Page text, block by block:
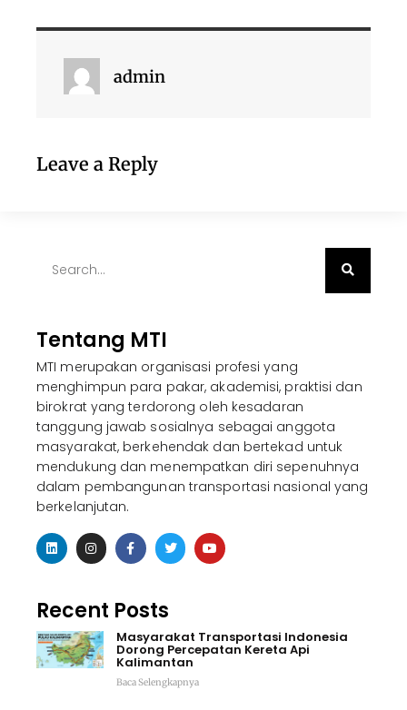
admin
Leave a Reply
Tentang MTI
MTI merupakan organisasi profesi yang
menghimpun para pakar, akademisi, praktisi dan
birokrat yang terdorong oleh kesadaran
tanggung jawab sosialnya sebagai anggota
masyarakat, berkehendak dan bertekad untuk
mendukung dan menempatkan diri sepenuhnya
dalam pembangunan transportasi nasional yang
berkelanjutan.
Recent Posts
Masyarakat Transportasi Indonesia
Dorong Percepatan Kereta Api
Kalimantan
Baca Selengkapnya